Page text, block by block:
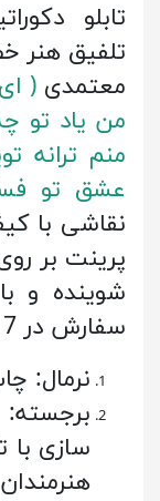
تلفیق هنر
معتمدی (
من یاد تو
منم ترانه
عشق تو
نقاشی با
پرینت بر
سفارش در 7 سایز و به دو صورت:
نرمال:
سازی
هنرمندان